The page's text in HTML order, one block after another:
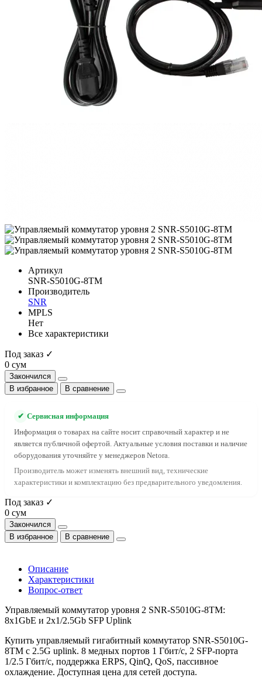
Артикул
SNR-S5010G-8TM
Производитель
SNR
MPLS
Нет
Все характеристики
Под заказ ✓
0 сум
Закончился
В избранное
В сравнение
✔ Сервисная информация
Информация о товарах на сайте носит справочный характер и не
является публичной офертой. Актуальные условия поставки и наличие
оборудования уточняйте у менеджеров Netora.
Производитель может изменять внешний вид, технические
характеристики и комплектацию без предварительного уведомления.
Под заказ ✓
0 сум
Закончился
В избранное
В сравнение
Описание
Характеристики
Вопрос-ответ
Управляемый коммутатор уровня 2 SNR-S5010G-8TM:
8x1GbE и 2x1/2.5Gb SFP Uplink
Купить управляемый гигабитный коммутатор SNR-S5010G-
8TM с 2.5G uplink. 8 медных портов 1 Гбит/с, 2 SFP-порта
1/2.5 Гбит/с, поддержка ERPS, QinQ, QoS, пассивное
охлаждение. Доступная цена для сетей доступа.